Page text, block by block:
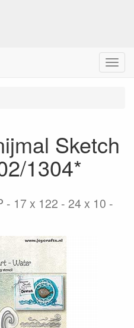
Menu
Sketch
1304*
- 17 x 122 - 24 x 10 -